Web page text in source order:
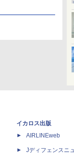
イカロス出版
AIRLINEweb
Jディフェンスニ